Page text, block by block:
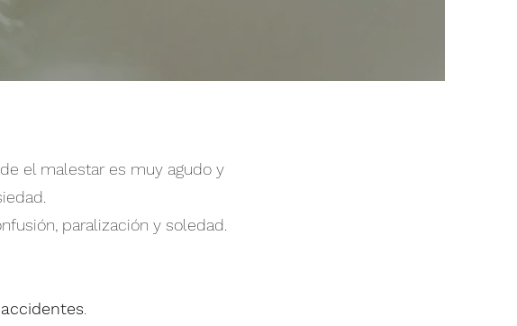
el malestar es muy agudo y
paralización y soledad.
accidentes.